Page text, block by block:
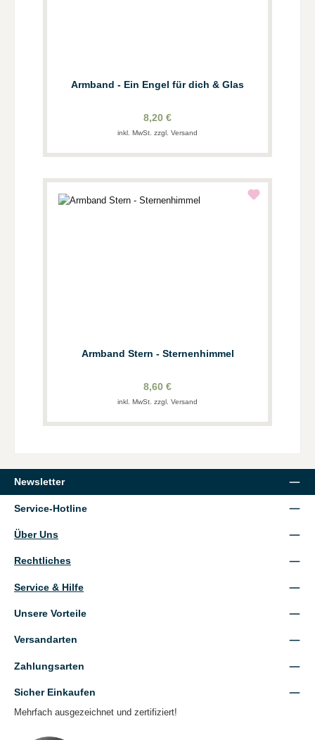
Armband - Ein Engel für dich & Glas
8,20 €
inkl. MwSt. zzgl. Versand
Armband Stern - Sternenhimmel
8,60 €
inkl. MwSt. zzgl. Versand
Newsletter
Service-Hotline
Über Uns
Rechtliches
Service & Hilfe
Unsere Vorteile
Versandarten
Zahlungsarten
Sicher Einkaufen
Mehrfach ausgezeichnet und zertifiziert!